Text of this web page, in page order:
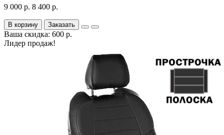
9 000 р. 8 400 р.
В корзину Заказать
Ваша скидка: 600 р.
Лидер продаж!